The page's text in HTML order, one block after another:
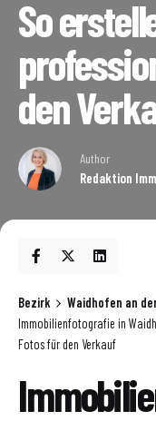
So
den
Author
Redaktion
Bezirk
Waidhofen an
Immobilienfotografie in
Fotos für den Verkauf